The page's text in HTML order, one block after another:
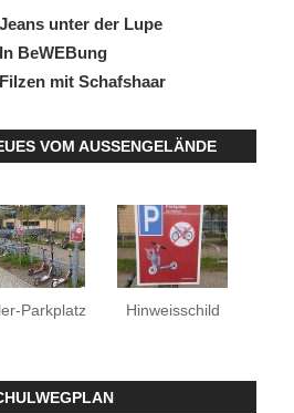
Jeans unter der Lupe
In BeWEBung
Filzen mit Schafshaar
VOM AUSSENGELÄNDE
Parkplatz Hinweisschild